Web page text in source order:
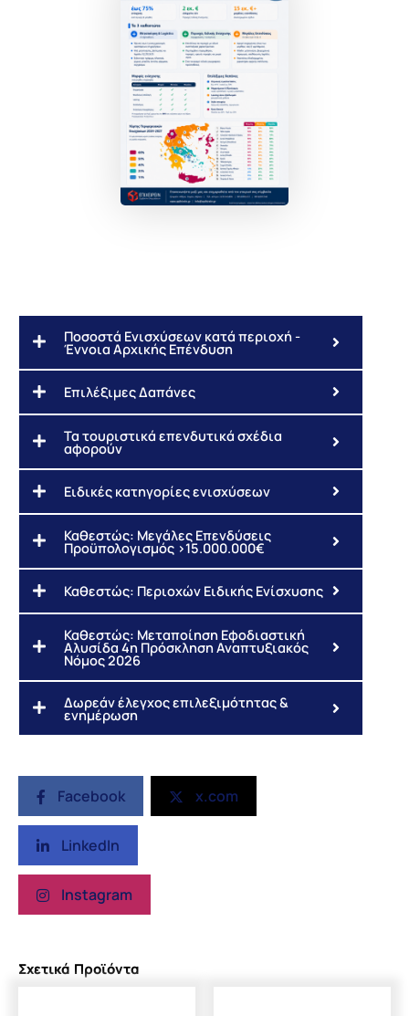
Ποσοστά Ενισχύσεων κατά περιοχή -
Έννοια Αρχικής Επένδυση
Επιλέξιμες Δαπάνες
Τα τουριστικά επενδυτικά σχέδια
αφορούν
Ειδικές κατηγορίες ενισχύσεων
Καθεστώς: Μεγάλες Επενδύσεις
Προϋπολογισμός >15.000.000€
Καθεστώς: Περιοχών Ειδικής Ενίσχυσης
Καθεστώς: Μεταποίηση Εφοδιαστική
Αλυσίδα 4η Πρόσκληση Αναπτυξιακός
Νόμος 2026
Δωρεάν έλεγχος επιλεξιμότητας &
ενημέρωση
Facebook x.com
LinkedIn
Instagram
Σχετικά Προϊόντα